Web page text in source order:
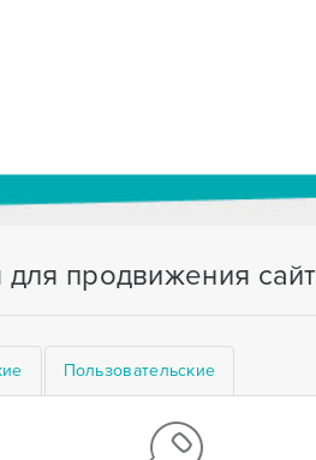
продвижения
Пользовательские